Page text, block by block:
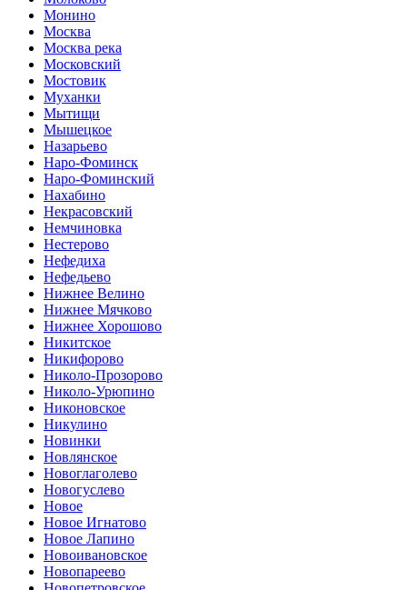
Монино
Москва
Москва река
Московский
Мостовик
Муханки
Мытищи
Мышецкое
Назарьево
Наро-Фоминск
Наро-Фоминский
Нахабино
Некрасовский
Немчиновка
Нестерово
Нефедиха
Нефедьево
Нижнее Велино
Нижнее Мячково
Нижнее Хорошово
Никитское
Никифорово
Николо-Прозорово
Николо-Урюпино
Никоновское
Никулино
Новинки
Новлянское
Новоглаголево
Новогуслево
Новое
Новое Игнатово
Новое Лапино
Новоивановское
Новопареево